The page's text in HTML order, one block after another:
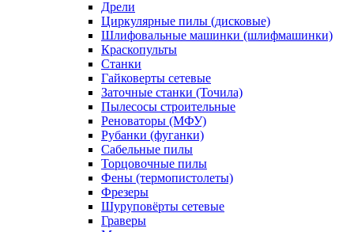
Дрели
Циркулярные пилы (дисковые)
Шлифовальные машинки (шлифмашинки)
Краскопульты
Станки
Гайковерты сетевые
Заточные станки (Точила)
Пылесосы строительные
Реноваторы (МФУ)
Рубанки (фуганки)
Сабельные пилы
Торцовочные пилы
Фены (термопистолеты)
Фрезеры
Шуруповёрты сетевые
Граверы